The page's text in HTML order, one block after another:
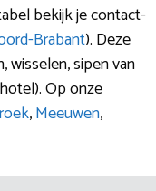
bekijk je contact-
Brabant). Deze
wisselen, sipen van
Op onze
,Meeuwen,